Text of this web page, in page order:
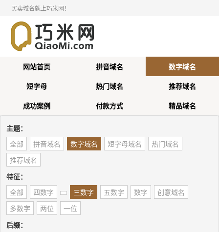
买卖域名就上巧米网！
网站首页 拼音域名
数字域名
短字母
热门域名
推荐域名
成功案例
付款方式 精品域名
主题：
全部
拼音域名 数字域名 短字母域名
热门域名
推荐域名
特征：
全部
四数字 三数字 五数字 数字
创意域名
多数字
两位
一位
后缀：